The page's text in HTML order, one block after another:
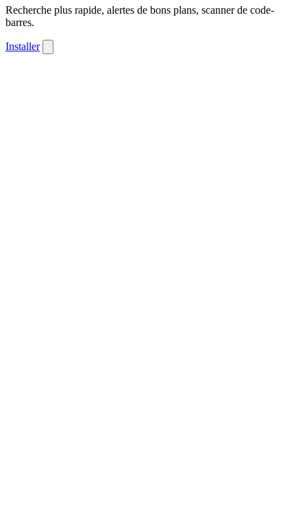
Recherche plus rapide, alertes de bons plans, scanner de code-
barres.
Installer